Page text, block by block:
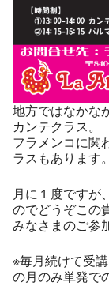
地方ではなかな
カンテクラス。
フラメンコに関
ラスもあります。
月に１度ですが
のでどうぞこの
みなさまのご参
※毎月続けて受
の月のみ単発で